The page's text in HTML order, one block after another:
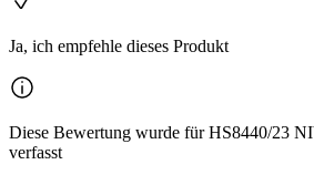
Ja, ich empfehle dieses Produkt
Diese Bewertung wurde für HS8440/23
verfasst